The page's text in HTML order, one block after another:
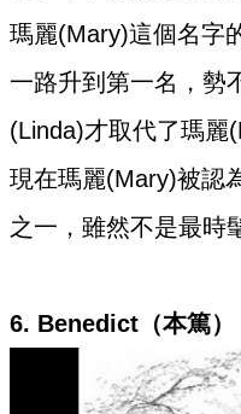
瑪麗(Mary)這個名字
一路升到第一名，勢
(Linda)才取代了瑪麗
現在瑪麗(Mary)被認
之一，雖然不是最時
6. Benedict（本篤）